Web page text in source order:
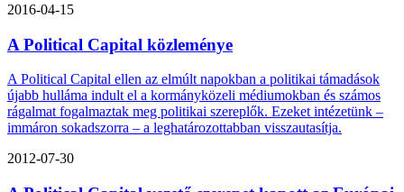
2016-04-15
A Political Capital közleménye
A Political Capital ellen az elmúlt napokban a politikai támadások
újabb hulláma indult el a kormányközeli médiumokban és számos
rágalmat fogalmaztak meg politikai szereplők. Ezeket intézetünk –
immáron sokadszorra – a leghatározottabban visszautasítja.
2012-07-30